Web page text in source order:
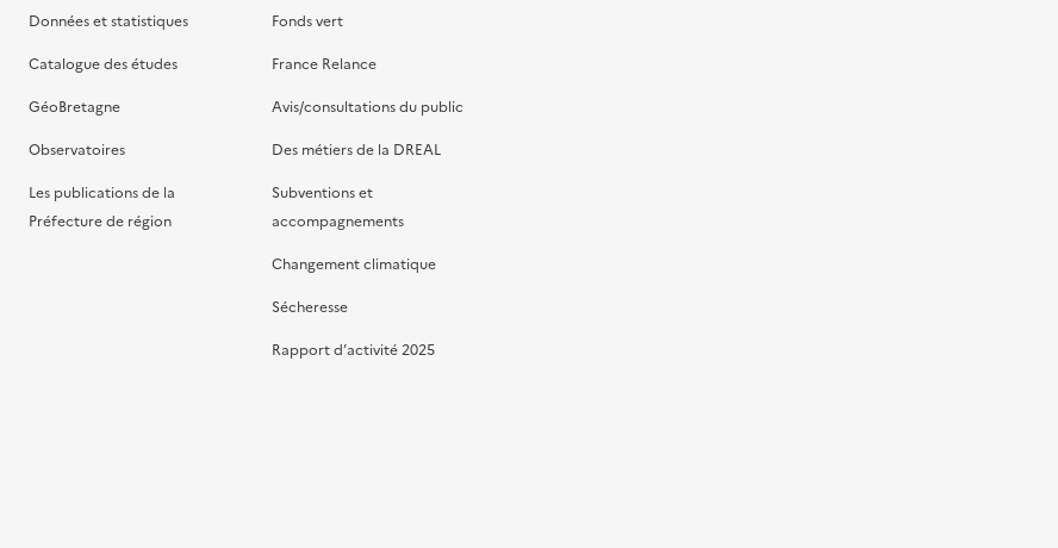
Données et statistiques
Catalogue des études
GéoBretagne
Observatoires
Les publications de la
Préfecture de région
Fonds vert
France Relance
Avis/consultations du public
Des métiers de la DREAL
Subventions et
accompagnements
Changement climatique
Sécheresse
Rapport d’activité 2025